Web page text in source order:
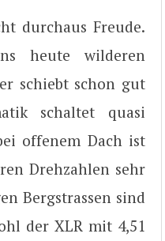
durchaus Freude.
heute wilderen
schiebt schon gut
schaltet quasi
offenem Dach ist
Drehzahlen sehr
Bergstrassen sind
der XLR mit 4,51